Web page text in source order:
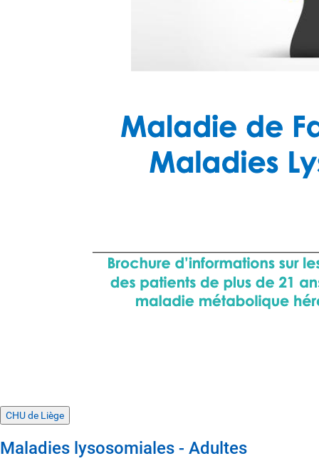
CHU de Liège
Maladies lysosomiales - Adultes